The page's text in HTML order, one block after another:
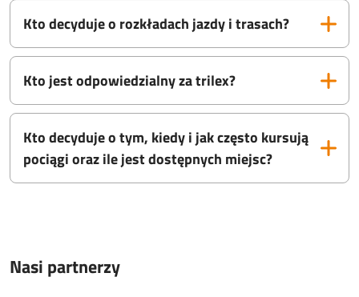
Kto decyduje o rozkładach jazdy i trasach?
Kto jest odpowiedzialny za trilex?
Kto decyduje o tym, kiedy i jak często kursują
pociągi oraz ile jest dostępnych miejsc?
Nasi partnerzy